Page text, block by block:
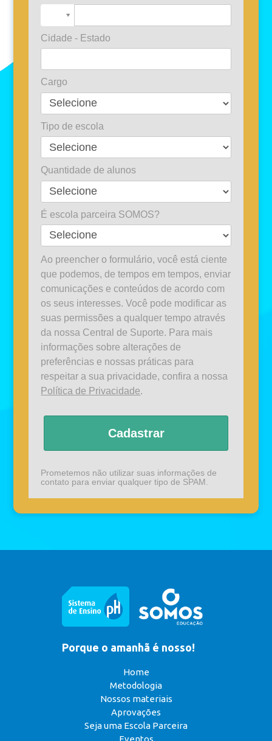
Cidade - Estado
Cargo
Tipo de escola
Quantidade de alunos
É escola parceira SOMOS?
Ao preencher o formulário, você está ciente
que podemos, de tempos em tempos, enviar
comunicações e conteúdos de acordo com
os seus interesses. Você pode modificar as
suas permissões a qualquer tempo através
da nossa Central de Suporte. Para mais
informações sobre alterações de
preferências e nossas práticas para
respeitar a sua privacidade, confira a nossa
Política de Privacidade.
Cadastrar
Prometemos não utilizar suas informações de
contato para enviar qualquer tipo de SPAM.
Porque o amanhã é nosso!
Home
Metodologia
Nossos materiais
Aprovações
Seja uma Escola Parceira
Eventos